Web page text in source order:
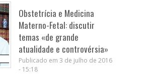
Obstetrícia e Medicina
Materno-Fetal: discutir
temas «de grande
atualidade e controvérsia»
Publicado em 3 de julho de 2016
- 15:18